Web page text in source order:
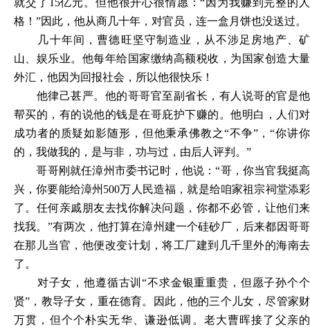
就交了15亿元。但他很开心很情愿：“因为我赚到完整的人
格！”因此，他从商几十年，对官员，连一盒月饼也没送过。
几十年间，曹德旺坚守制造业，从不涉足房地产、矿
山、娱乐业。他每年给国家缴纳高额税收，为国家创造大量
外汇，他因为回报社会，所以他很快乐！
他律己甚严。他的哥哥官至副省长，有人说哥的官是他
帮买的，有的说他的钱是在哥庇护下赚的。他明白，人们对
成功者的质疑如影随形，但他秉承佛教之“不争”，“你讲你
的，我做我的，是与非，功与过，由后人评判。”
哥哥刚就任漳州市委书记时，他说：“哥，你当官我挺高
兴，你要能给漳州500万人民造福，就是给咱家祖宗祠堂添彩
了。任何亲戚朋友去找你解决问题，你都不必管，让他们来
找我。”有两次，他打算在漳州建一个硅砂厂，后来都因哥哥
在那儿当官，他便改变计划，将工厂建到几千里外的海南去
了。
对子女，他遵循古训“不求金银重重贵，但愿子孙个个
贤”，教导子女，重在德育。因此，他的三个儿女，尽管家财
万贯，但个个朴实无华、谦逊低调。老大曹晖接了父亲的